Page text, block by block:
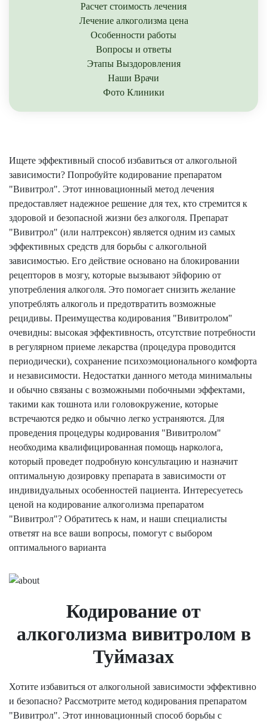
Расчет стоимость лечения
Лечение алкоголизма цена
Особенности работы
Вопросы и ответы
Этапы Выздоровления
Наши Врачи
Фото Клиники
Ищете эффективный способ избавиться от алкогольной
зависимости? Попробуйте кодирование препаратом
"Вивитрол". Этот инновационный метод лечения
предоставляет надежное решение для тех, кто стремится к
здоровой и безопасной жизни без алкоголя. Препарат
"Вивитрол" (или налтрексон) является одним из самых
эффективных средств для борьбы с алкогольной
зависимостью. Его действие основано на блокировании
рецепторов в мозгу, которые вызывают эйфорию от
употребления алкоголя. Это помогает снизить желание
употреблять алкоголь и предотвратить возможные
рецидивы. Преимущества кодирования "Вивитролом"
очевидны: высокая эффективность, отсутствие потребности
в регулярном приеме лекарства (процедура проводится
периодически), сохранение психоэмоционального комфорта
и независимости. Недостатки данного метода минимальны
и обычно связаны с возможными побочными эффектами,
такими как тошнота или головокружение, которые
встречаются редко и обычно легко устраняются. Для
проведения процедуры кодирования "Вивитролом"
необходима квалифицированная помощь нарколога,
который проведет подробную консультацию и назначит
оптимальную дозировку препарата в зависимости от
индивидуальных особенностей пациента. Интересуетесь
ценой на кодирование алкоголизма препаратом
"Вивитрол"? Обратитесь к нам, и наши специалисты
ответят на все ваши вопросы, помогут с выбором
оптимального варианта
Кодирование от
алкоголизма вивитролом в
Туймазах
Хотите избавиться от алкогольной зависимости эффективно
и безопасно? Рассмотрите метод кодирования препаратом
"Вивитрол". Этот инновационный способ борьбы с